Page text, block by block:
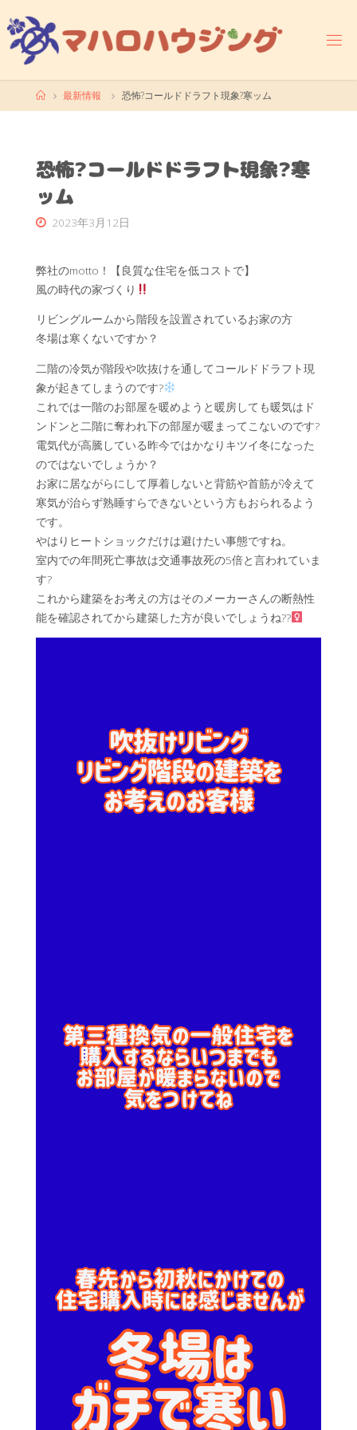
ン
テ
ホ
ー
最新情報 恐怖?コールドドラフト現象?寒ッム
恐怖?コールドドラフト現象?寒
ッム
2023年3月12日
弊社のmotto！【良質な住宅を低コストで】
風の時代の家づくり
リビングルームから階段を設置されているお家の方
冬場は寒くないですか？
二階の冷気が階段や吹抜けを通してコールドドラフト現
象が起きてしまうのです?
これでは一階のお部屋を暖めようと暖房しても暖気はド
ンドンと二階に奪われ下の部屋が暖まってこないのです?
電気代が高騰している昨今ではかなりキツイ冬になった
のではないでしょうか？
お家に居ながらにして厚着しないと背筋や首筋が冷えて
寒気が治らず熟睡すらできないという方もおられるよう
です。
やはりヒートショックだけは避けたい事態ですね。
室内での年間死亡事故は交通事故死の5倍と言われていま
す?
これから建築をお考えの方はそのメーカーさんの断熱性
能を確認されてから建築した方が良いでしょうね??‍